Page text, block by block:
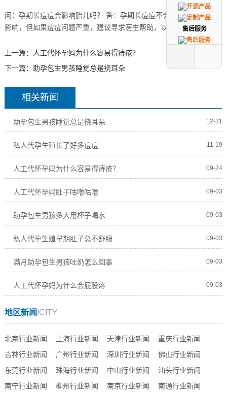
问：孕期长痘痘会影响胎儿吗？ 答：孕期长痘痘不会对胎儿造成直接
影响，但如果痘痘问题严重，建议寻求医生帮助，以确保母婴健康。
上一篇：
人工代怀孕妈为什么容易得痔疮？
下一篇：
助孕包生男孩睡觉总是挠耳朵
相关新闻
助孕包生男孩睡觉总是挠耳朵 12-31
私人代孕生殖长了好多痘痘 11-19
人工代怀孕妈为什么容易得痔疮？ 09-24
人工代怀孕妈肚子咕噜咕噜 09-03
助孕包生男孩多大用杯子喝水 09-03
私人代孕生殖早期肚子总不舒服 09-03
满月助孕包生男孩吐奶怎么回事 09-03
人工代怀孕妈为什么会屁股疼 09-03
地区新闻/CITY
北京行业新闻 上海行业新闻 天津行业新闻
重庆行业新闻
吉林行业新闻
广州行业新闻 深圳行业新闻
佛山行业新闻
东莞行业新闻
珠海行业新闻 中山行业新闻
汕头行业新闻
南宁行业新闻
柳州行业新闻 南京行业新闻 南通行业新闻
售后服务
售后服务